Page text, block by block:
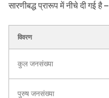
सारणीबद्ध प्रारूप में नीचे दी गई है –
विवरण
कुल जनसंख्या
पुरुष जनसंख्या